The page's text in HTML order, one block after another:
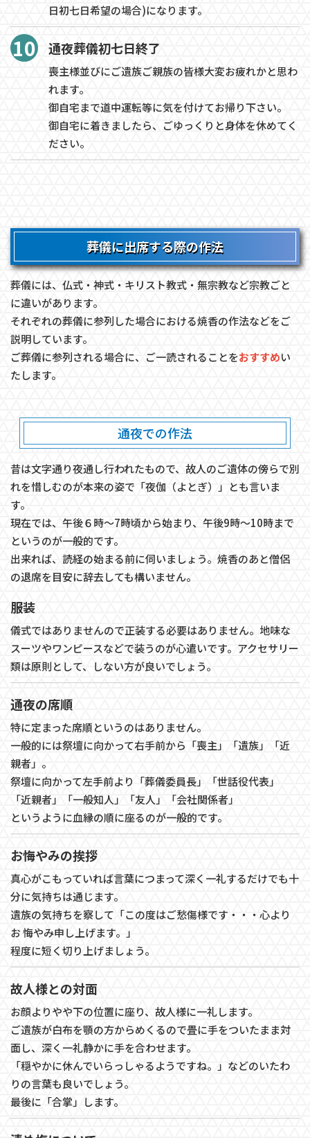
日初七日希望の場合)になります。
10 通夜葬儀初七日終了
喪主様並びにご遺族ご親族の皆様大変お疲れかと思わ
れます。
御自宅まで道中運転等に気を付けてお帰り下さい。
御自宅に着きましたら、ごゆっくりと身体を休めてく
ださい。
葬儀に出席する際の作法
葬儀には、仏式・神式・キリスト教式・無宗教など宗教ごと
に違いがあります。
それぞれの葬儀に参列した場合における焼香の作法などをご
説明しています。
​​​​​​​ご葬儀に参列される場合に、ご一読されることをおすすめい
たします。
通夜での作法
昔は文字通り夜通し行われたもので、故人のご遺体の傍らで別
れを惜しむのが本来の姿で「夜伽（よとぎ）」とも言いま
す。
現在では、午後６時～7時頃から始まり、午後9時～10時まで
というのが一般的です。
​​​​​​​出来れば、読経の始まる前に伺いましょう。焼香のあと僧侶
の退席を目安に辞去しても構いません。
服装
儀式ではありませんので正装する必要はありません。地味な
スーツやワンピースなどで装うのが心遣いです。アクセサリー
類は原則として、しない方が良いでしょう。
通夜の席順
特に定まった席順というのはありません。
一般的には祭壇に向かって右手前から「喪主」「遺族」「近
親者」。
祭壇に向かって左手前より「葬儀委員長」「世話役代表」
「近親者」「一般知人」「友人」「会社関係者」
というように血縁の順に座るのが一般的です。
お悔やみの挨拶
真心がこもっていれば言葉につまって深く一礼するだけでも十
分に気持ちは通じます。
遺族の気持ちを察して「この度はご愁傷様です・・・心より
お 悔やみ申し上げます。」
程度に短く切り上げましょう。
故人様との対面
お顔よりやや下の位置に座り、故人様に一礼します。
ご遺族が白布を顎の方からめくるので畳に手をついたまま対
面し、深く一礼静かに手を合わせます。
「穏やかに休んでいらっしゃるようですね。」などのいたわ
りの言葉も良いでしょう。
最後に「合掌」します。